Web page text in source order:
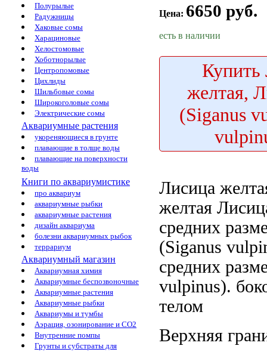
Полурылые
Радужницы
Хаковые сомы
Харациновые
Хелостомовые
Хоботнорылые
Центропомовые
Цихлиды
Шильбовые сомы
Широкоголовые сомы
Электрические сомы
Аквариумные растения
укореняющиеся в грунте
плавающие в толще воды
плавающие на поверхности
воды
Книги по аквариумистике
про аквариум
аквариумные рыбки
аквариумные растения
дизайн аквариума
болезни аквариумных рыбок
террариум
Аквариумный магазин
Аквариумная химия
Аквариумные беспозвоночные
Аквариумные растения
Аквариумные рыбки
Аквариумы и тумбы
Аэрация, озонирование и CO2
Внутренние помпы
Грунты и субстраты для
Цена: 6650 руб.
есть в наличии
Купить
желтая,
(Siganus
Лисица
желтая
средних
(Siganus
средних
vulpinus).
телом
Верхняя